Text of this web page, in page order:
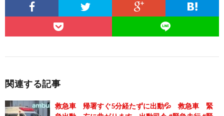
関連する記事
救急車 帰署すぐ5分経たずに出動💦 救急車 緊